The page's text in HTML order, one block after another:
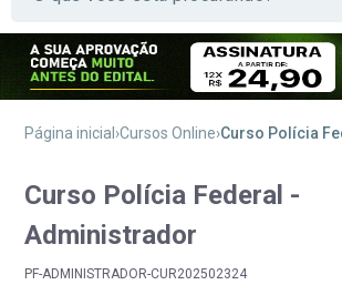
Página inicial Cursos Online
Curso Polícia Federal -
Administrador
PF-ADMINISTRADOR-CUR202502324